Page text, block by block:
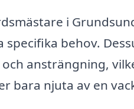
i
specifika behov.
ansträngning,
bara njuta av en